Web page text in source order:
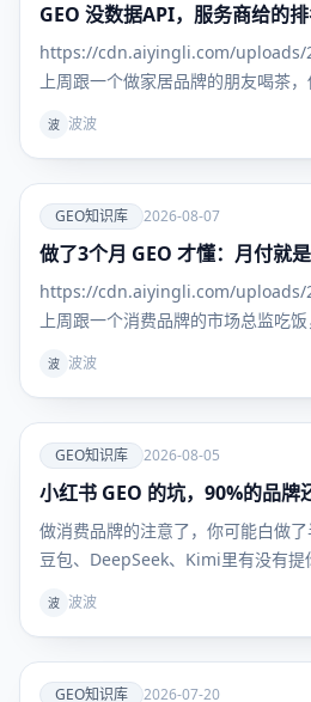
GEO知识
GEO 没数据API，服务商给的排
https://cdn.aiyingli.com/uploads/
上周跟一个做家居品牌的朋友喝茶
波 波波
爱
GEO知识
库
GEO知识库 2026-08-07
做了3个月 GEO 才懂：月付就
https://cdn.aiyingli.com/uploads/
上周跟一个消费品牌的市场总监吃
波 波波
爱
GEO知识
GEO知识库 2026-08-05
小红书 GEO 的坑，90%的品牌
做消费品牌的注意了，你可能白做
豆包、DeepSeek、Kimi里有没有提
波 波波
爱
GEO知识库 2026-07-20